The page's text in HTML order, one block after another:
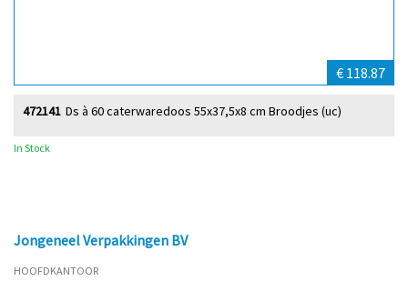
€ 118.87
Ds à 60 caterwaredoos 55x37,5x8 cm Broodjes (uc)
472141
In Stock
Jongeneel Verpakkingen BV
HOOFDKANTOOR